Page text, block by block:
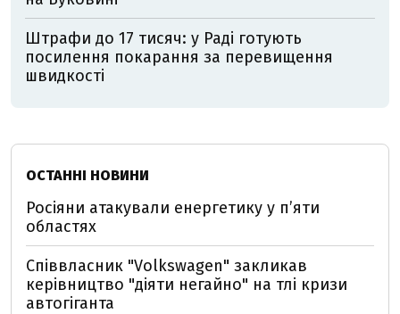
Штрафи до 17 тисяч: у Раді готують
посилення покарання за перевищення
швидкості
ОСТАННІ НОВИНИ
Росіяни атакували енергетику у пʼяти
областях
Співвласник "Volkswagen" закликав
керівництво "діяти негайно" на тлі кризи
автогіганта